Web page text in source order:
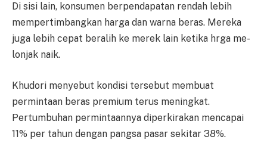
Di sisi lain, konsumen ber­pendapatan rendah lebih
mem­per­timbangkan harga dan warna beras. Mereka
juga lebih cepat be­ralih ke merek lain ketika hrga me­
lonjak naik.
Khudori menyebut kondisi ter­sebut membuat
permintaan beras premium terus meningkat.
Pertumbuhan permintaannya di­perkirakan mencapai
11% per tahun dengan pangsa pasar se­kitar 38%.